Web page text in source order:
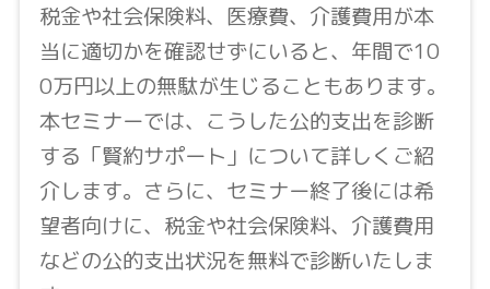
税金や社会保険料、医療費、介護費用が本
当に適切かを確認せずにいると、年間で10
0万円以上の無駄が生じることもあります。
本セミナーでは、こうした公的支出を診断
する「賢約サポート」について詳しくご紹
介します。さらに、セミナー終了後には希
望者向けに、税金や社会保険料、介護費用
などの公的支出状況を無料で診断いたしま